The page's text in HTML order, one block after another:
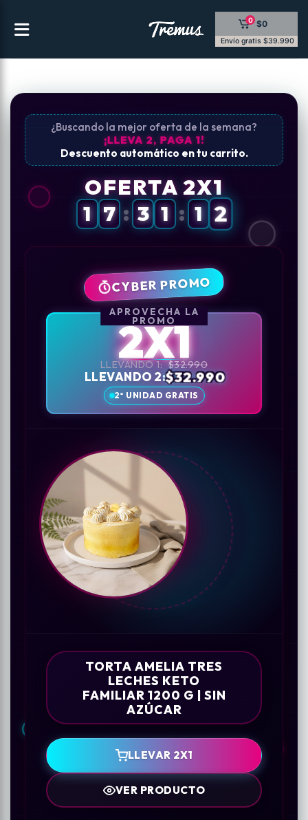
0 $0
Envío gratis $39.990
¿Buscando la mejor oferta de la semana?
¡LLEVA 2, PAGA 1!
Descuento automático en tu carrito.
OFERTA 2X1
1 7 : 3 1 : 1 2
CYBER PROMO
APROVECHA LA
PROMO
2X1
LLEVANDO 1: $32.990
LLEVANDO 2:$32.990
2º UNIDAD GRATIS
TORTA AMELIA TRES
LECHES KETO
FAMILIAR 1200 G | SIN
AZÚCAR
LLEVAR 2X1
VER PRODUCTO